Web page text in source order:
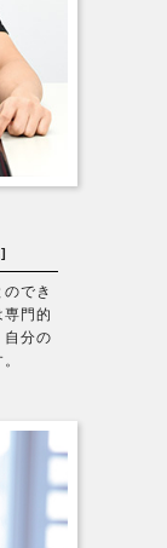
でき
門的
自分の